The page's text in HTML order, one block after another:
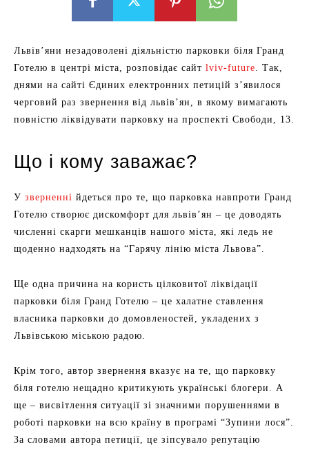
Львів’яни незадоволені діяльністю парковки біля Гранд
Готелю в центрі міста, розповідає сайт lviv-future. Так,
днями на сайті Єдиних електронних петицій з’явилося
черговий раз звернення від львів’ян, в якому вимагають
повністю ліквідувати парковку на проспекті Свободи, 13.
Що і кому заважає?
У зверненні йдеться про те, що парковка навпроти Гранд
Готелю створює дискомфорт для львів’ян – це доводять
численні скарги мешканців нашого міста, які ледь не
щоденно надходять на “Гарячу лінію міста Львова”.
Ще одна причина на користь цілковитої ліквідації
парковки біля Гранд Готелю – це халатне ставлення
власника парковки до домовленостей, укладених з
Львівською міською радою.
Крім того, автор звернення вказує на те, що парковку
біля готелю нещадно критикують українські блогери. А
ще – висвітлення ситуації зі значними порушеннями в
роботі парковки на всю країну в програмі “Зупини лося”.
За словами автора петиції, це зіпсувало репутацію